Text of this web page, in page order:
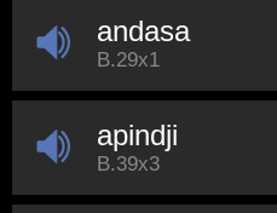
andasa
B.29x1
apindji
B.39x3